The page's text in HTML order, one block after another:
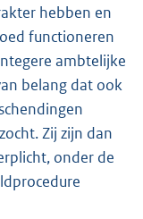
hebben en
functioneren
ambtelijke
belang dat ook
Zij zijn dan
onder de